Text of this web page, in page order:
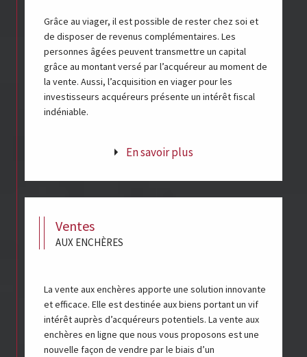
Grâce au viager, il est possible de rester chez soi et
de disposer de revenus complémentaires. Les
personnes âgées peuvent transmettre un capital
grâce au montant versé par l’acquéreur au moment de
la vente. Aussi, l’acquisition en viager pour les
investisseurs acquéreurs présente un intérêt fiscal
indéniable.
En savoir plus
ventes
AUX ENCHÈRES
La vente aux enchères apporte une solution innovante
et efficace. Elle est destinée aux biens portant un vif
intérêt auprès d’acquéreurs potentiels. La vente aux
enchères en ligne que nous vous proposons est une
nouvelle façon de vendre par le biais d’un